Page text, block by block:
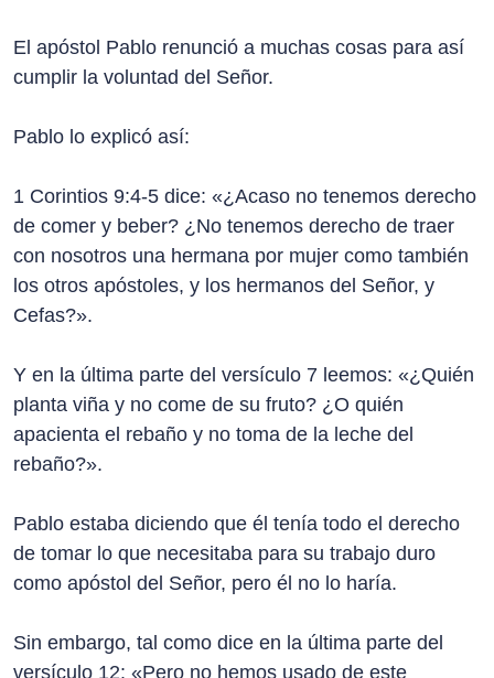
El apóstol Pablo renunció a muchas cosas para así
cumplir la voluntad del Señor.
Pablo lo explicó así:
1 Corintios 9:4-5 dice: «¿Acaso no tenemos derecho
de comer y beber? ¿No tenemos derecho de traer
con nosotros una hermana por mujer como también
los otros apóstoles, y los hermanos del Señor, y
Cefas?».
Y en la última parte del versículo 7 leemos: «¿Quién
planta viña y no come de su fruto? ¿O quién
apacienta el rebaño y no toma de la leche del
rebaño?».
Pablo estaba diciendo que él tenía todo el derecho
de tomar lo que necesitaba para su trabajo duro
como apóstol del Señor, pero él no lo haría.
Sin embargo, tal como dice en la última parte del
versículo 12: «Pero no hemos usado de este